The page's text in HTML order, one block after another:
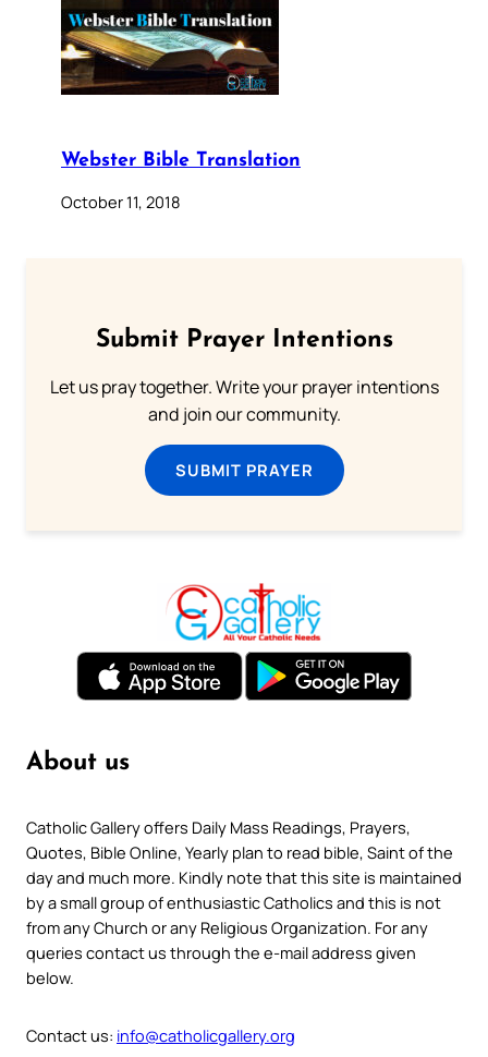
Webster Bible Translation
October 11, 2018
Submit Prayer Intentions
Let us pray together. Write your prayer intentions
and join our community.
SUBMIT PRAYER
About us
Catholic Gallery offers Daily Mass Readings, Prayers,
Quotes, Bible Online, Yearly plan to read bible, Saint of the
day and much more. Kindly note that this site is maintained
by a small group of enthusiastic Catholics and this is not
from any Church or any Religious Organization. For any
queries contact us through the e-mail address given
below.
Contact us: info@catholicgallery.org